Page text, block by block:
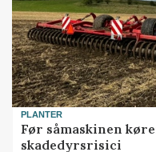
PLANTER
Før såmaskinen
skadedyrsrisici